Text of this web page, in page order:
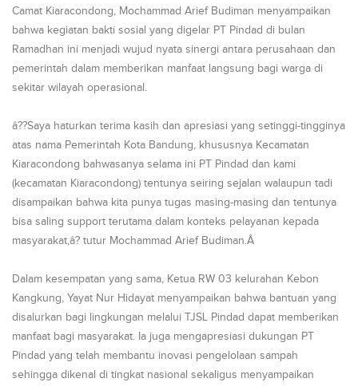
Camat Kiaracondong, Mochammad Arief Budiman menyampaikan
bahwa kegiatan bakti sosial yang digelar PT Pindad di bulan
Ramadhan ini menjadi wujud nyata sinergi antara perusahaan dan
pemerintah dalam memberikan manfaat langsung bagi warga di
sekitar wilayah operasional.
â??Saya haturkan terima kasih dan apresiasi yang setinggi-tingginya
atas nama Pemerintah Kota Bandung, khususnya Kecamatan
Kiaracondong bahwasanya selama ini PT Pindad dan kami
(kecamatan Kiaracondong) tentunya seiring sejalan walaupun tadi
disampaikan bahwa kita punya tugas masing-masing dan tentunya
bisa saling support terutama dalam konteks pelayanan kepada
masyarakat,â? tutur Mochammad Arief Budiman.Â
Dalam kesempatan yang sama, Ketua RW 03 kelurahan Kebon
Kangkung, Yayat Nur Hidayat menyampaikan bahwa bantuan yang
disalurkan bagi lingkungan melalui TJSL Pindad dapat memberikan
manfaat bagi masyarakat. Ia juga mengapresiasi dukungan PT
Pindad yang telah membantu inovasi pengelolaan sampah
sehingga dikenal di tingkat nasional sekaligus menyampaikan